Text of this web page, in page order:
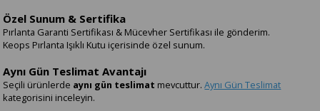
Özel Sunum & Sertifika
Pırlanta Garanti Sertifikası & Mücevher Sertifikası ile gönderim.
Keops Pırlanta Işıklı Kutu içerisinde özel sunum.
Aynı Gün Teslimat Avantajı
Seçili ürünlerde aynı gün teslimat mevcuttur.Aynı Gün Teslimat
kategorisini inceleyin.